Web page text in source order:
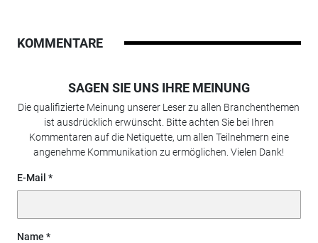
KOMMENTARE
SAGEN SIE UNS IHRE MEINUNG
Die qualifizierte Meinung unserer Leser zu allen Branchenthemen
ist ausdrücklich erwünscht. Bitte achten Sie bei Ihren
Kommentaren auf die Netiquette, um allen Teilnehmern eine
angenehme Kommunikation zu ermöglichen. Vielen Dank!
E-Mail
Name